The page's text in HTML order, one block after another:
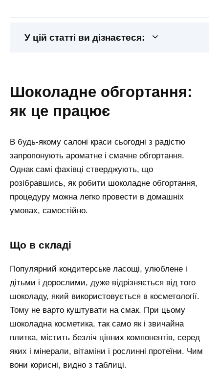
У цій статті ви дізнаєтеся:
шоколадне обгортання:
як це працює
В будь-якому салоні краси сьогодні з радістю
запропонують ароматне і смачне обгортання.
Однак самі фахівці стверджують, що
розібравшись, як робити шоколадне обгортання,
процедуру можна легко провести в домашніх
умовах, самостійно.
що в складі
Популярний кондитерське ласощі, улюблене і
дітьми і дорослими, дуже відрізняється від того
шоколаду, який використовується в косметології.
Тому не варто куштувати на смак. При цьому
шоколадна косметика, так само як і звичайна
плитка, містить безліч цінних компонентів, серед
яких і мінерали, вітаміни і рослинні протеїни. Чим
вони корисні, видно з таблиці.